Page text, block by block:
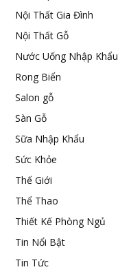
Nội Thất Gia Đình
Nội Thất Gỗ
Nước Uống Nhập Khẩu
Rong Biển
Salon gỗ
Sàn Gỗ
Sữa Nhập Khẩu
Sức Khỏe
Thế Giới
Thể Thao
Thiết Kế Phòng Ngủ
Tin Nổi Bật
Tin Tức